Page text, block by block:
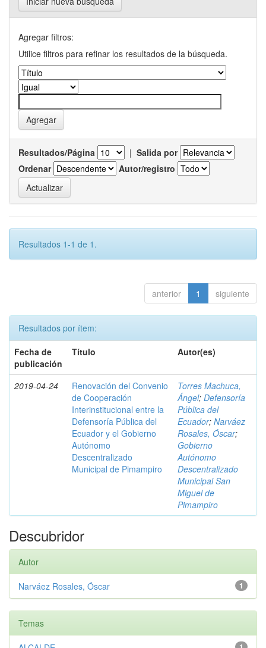
Agregar filtros:
Utilice filtros para refinar los resultados de la búsqueda.
Resultados/Página | Salida por
Ordenar
Autor/registro
Resultados 1-1 de 1.
anterior 1 siguiente
Resultados por ítem:
Fecha de
publicación
Título Autor(es)
2019-04-24
Renovación del Convenio
de Cooperación
Interinstitucional entre la
Defensoría Pública del
Ecuador y el Gobierno
Autónomo
Descentralizado
Municipal de Pimampiro
Torres Machuca,
Ángel; Defensoría
Pública del
Ecuador; Narváez
Rosales, Óscar;
Gobierno
Autónomo
Descentralizado
Municipal San
Miguel de
Pimampiro
Descubridor
Autor
1
Narváez Rosales, Óscar
Temas